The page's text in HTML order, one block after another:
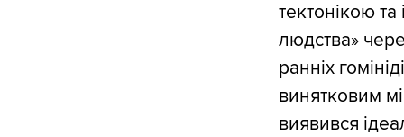
тектонікою
людства»
ранніх
винятковим
виявився